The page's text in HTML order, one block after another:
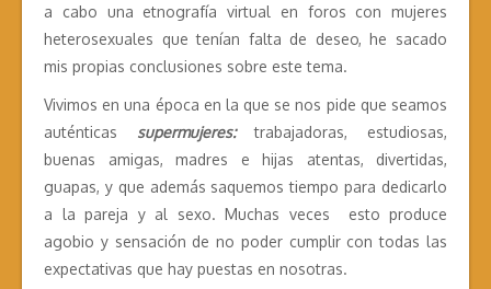
a cabo una etnografía virtual en foros con mujeres
heterosexuales que tenían falta de deseo, he sacado
mis propias conclusiones sobre este tema.
Vivimos en una época en la que se nos pide que seamos
auténticas supermujeres:
trabajadoras, estudiosas,
buenas amigas, madres e hijas atentas, divertidas,
guapas, y que además saquemos tiempo para dedicarlo
a la pareja y al sexo. Muchas veces esto produce
agobio y sensación de no poder cumplir con todas las
expectativas que hay puestas en nosotras.